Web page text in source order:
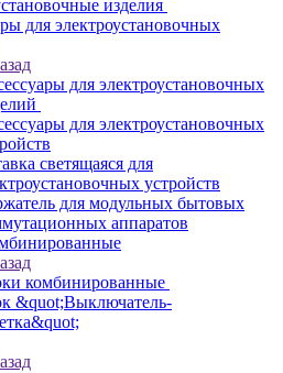
изделия
для электроустановочных
для электроустановочных
для электроустановочных
светящаяся для
устройств
для модульных бытовых
аппаратов
комбинированные
&quot;Выключатель-